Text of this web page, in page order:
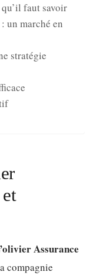
faut savoir
un marché en
stratégie
Assurance
compagnie